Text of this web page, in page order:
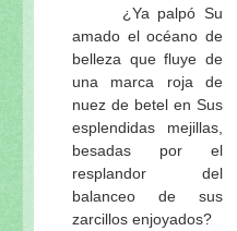
¿Ya palpó Su
amado el océano de
belleza que fluye de
una marca roja de
nuez de betel en Sus
esplendidas mejillas,
besadas por el
resplandor del
balanceo de sus
zarcillos enjoyados?